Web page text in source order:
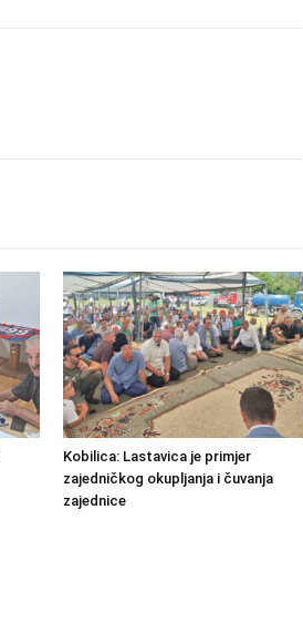
Kobilica: Lastavica je primjer
zajedničkog okupljanja i čuvanja
zajednice